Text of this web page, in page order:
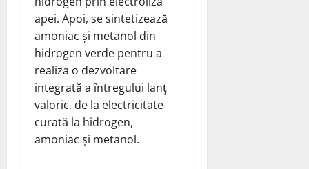
apei. Apoi, se sintetizează
amoniac și metanol din
hidrogen verde pentru a
realiza o dezvoltare
integrată a întregului lanț
valoric, de la electricitate
curată la hidrogen,
amoniac și metanol.